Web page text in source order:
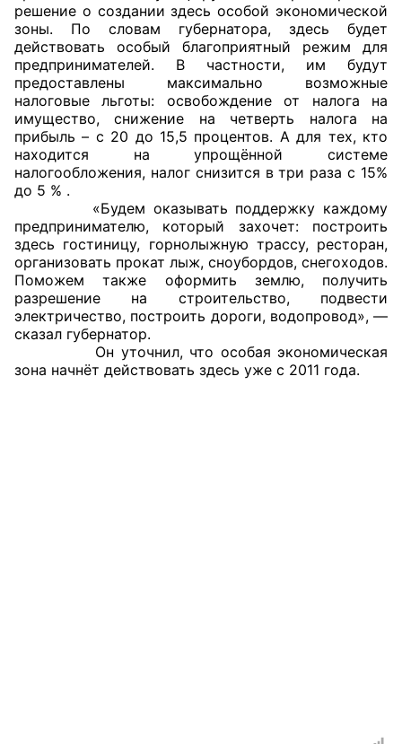
решение о создании здесь особой экономической
зоны. По словам губернатора, здесь будет
действовать особый благоприятный режим для
предпринимателей. В частности, им будут
предоставлены максимально возможные
налоговые льготы: освобождение от налога на
имущество, снижение на четверть налога на
прибыль – с 20 до 15,5 процентов. А для тех, кто
находится на упрощённой системе
налогообложения, налог снизится в три раза с 15%
до 5 % .
«Будем оказывать поддержку каждому
предпринимателю, который захочет: построить
здесь гостиницу, горнолыжную трассу, ресторан,
организовать прокат лыж, сноубордов, снегоходов.
Поможем также оформить землю, получить
разрешение на строительство, подвести
электричество, построить дороги, водопровод», —
сказал губернатор.
Он уточнил, что особая экономическая
зона начнёт действовать здесь уже с 2011 года.